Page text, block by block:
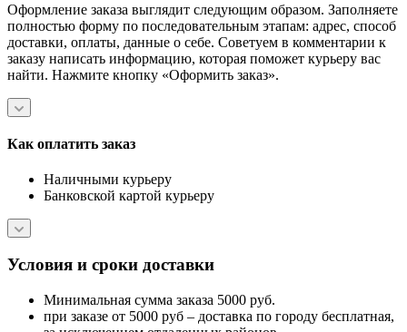
Оформление заказа выглядит следующим образом. Заполняете
полностью форму по последовательным этапам: адрес, способ
доставки, оплаты, данные о себе. Советуем в комментарии к
заказу написать информацию, которая поможет курьеру вас
найти. Нажмите кнопку «Оформить заказ».
Как оплатить заказ
Наличными курьеру
Банковской картой курьеру
Условия и сроки доставки
Минимальная сумма заказа 5000 руб.
при заказе от 5000 руб – доставка по городу бесплатная,